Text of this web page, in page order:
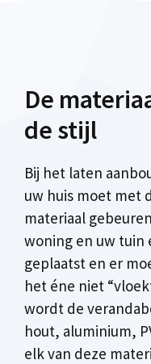
De
de stijl
Bij het laten
uw huis moet met
materiaal
woning en uw tuin
geplaatst en er
het éne niet
wordt de
hout, aluminium,
elk van deze